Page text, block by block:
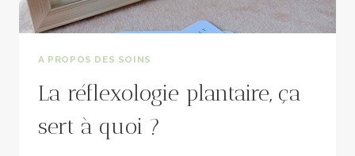
A PROPOS DES SOINS
La réflexologie plantaire, ça
sert à quoi ?